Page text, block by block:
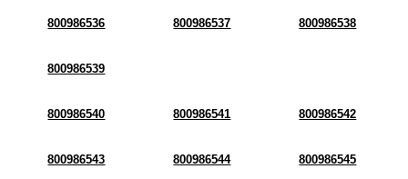
800986536 800986537 800986538
800986539
800986540 800986541 800986542
800986543 800986544 800986545